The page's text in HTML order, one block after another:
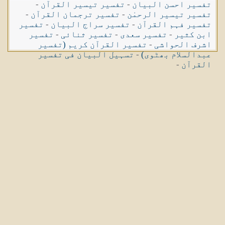
تفسیر احسن البیان - تفسیر تیسیر القرآن -
تفسیر تیسیر الرحمٰن - تفسیر ترجمان القرآن -
تفسیر فہم القرآن - تفسیر سراج البیان - تفسیر
ابن کثیر - تفسیر سعدی - تفسیر ثنائی - تفسیر
اشرف الحواشی - تفسیر القرآن کریم (تفسیر
عبدالسلام بھٹوی)-تسہیل البیان فی تفسیر
القرآن -